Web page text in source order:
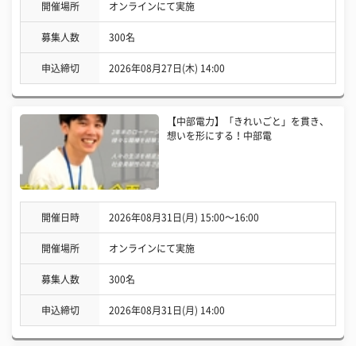
開催場所 オンラインにて実施
募集人数 300名
申込締切 2026年08月27日(木) 14:00
【中部電力】「きれいごと」を貫き、
想いを形にする！中部電
開催日時 2026年08月31日(月) 15:00〜16:00
開催場所 オンラインにて実施
募集人数 300名
申込締切 2026年08月31日(月) 14:00